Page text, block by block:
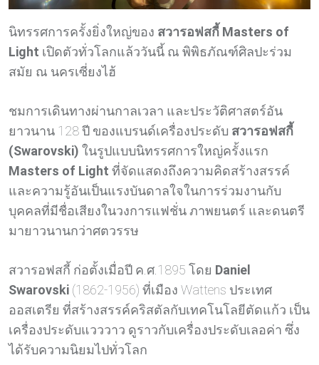
นิทรรศการครั้งยิ่งใหญ่ของ สวารอฟสกี้ Masters of
Light เปิดตัวทั่วโลกแล้ววันนี้ ณ พิพิธภัณฑ์ศิลปะร่วม
สมัย ณ นครเซี่ยงไฮ้
ชมการเดินทางผ่านกาลเวลา และประวัติศาสตร์อัน
ยาวนาน 128 ปี ของแบรนด์เครื่องประดับ สวารอฟสกี้
(Swarovski) ในรูปแบบนิทรรศการใหญ่ครั้งแรก
Masters of Light ที่จัดแสดงถึงความคิดสร้างสรรค์
และความรู้อันเป็นแรงบันดาลใจในการร่วมงานกับ
บุคคลที่มีชื่อเสียงในวงการแฟชั่น ภาพยนตร์ และดนตรี
มายาวนานกว่าศตวรรษ
สวารอฟสกี้ ก่อตั้งเมื่อปี ค.ศ.1895 โดย Daniel
Swarovski (1862-1956) ที่เมือง Wattens ประเทศ
ออสเตรีย ที่สร้างสรรค์คริสตัลกับเทคโนโลยีตัดแก้ว เป็น
เครื่องประดับแวววาว ดูราวกับเครื่องประดับเลอค่า ซึ่ง
ได้รับความนิยมไปทั่วโลก